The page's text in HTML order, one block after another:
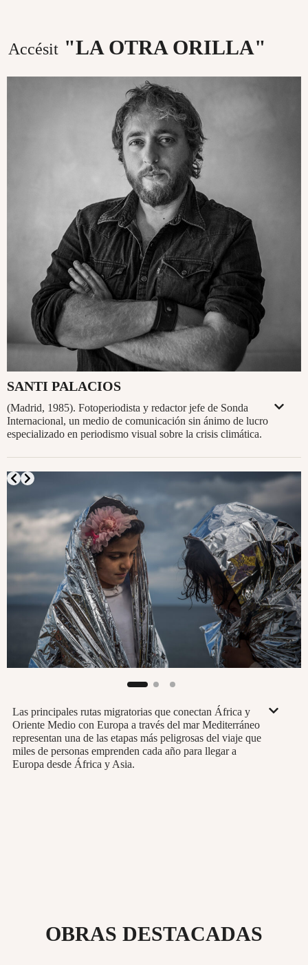
Accésit "LA OTRA ORILLA"
SANTI PALACIOS
(Madrid, 1985). Fotoperiodista y redactor jefe de Sonda
Internacional, un medio de comunicación sin ánimo de lucro
especializado en periodismo visual sobre la crisis climática.
Las principales rutas migratorias que conectan África y
Oriente Medio con Europa a través del mar Mediterráneo
representan una de las etapas más peligrosas del viaje que
miles de personas emprenden cada año para llegar a
Europa desde África y Asia.
OBRAS DESTACADAS